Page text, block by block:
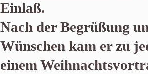
Einlaß.
Nach der Begrüßung
Wünschen kam er zu
einem